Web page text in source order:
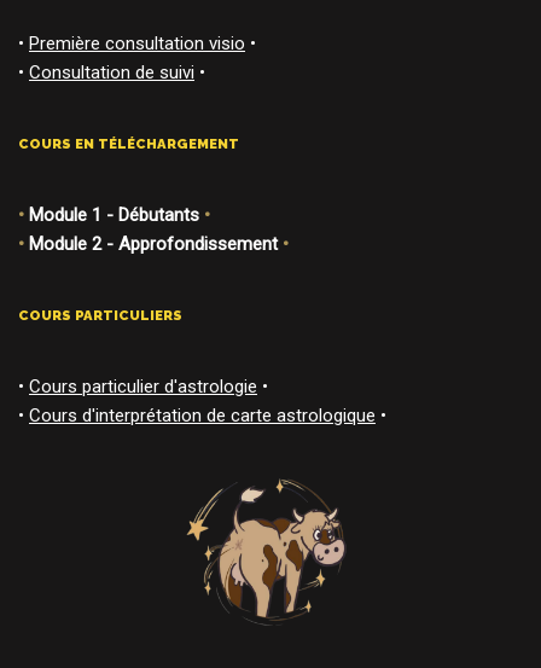
• Première consultation visio •
• Consultation de suivi •
COURS EN TÉLÉCHARGEMENT
• Module 1 - Débutants •
• Module 2 - Approfondissement•
COURS PARTICULIERS
• Cours particulier d'astrologie •
• Cours d'interprétation de carte astrologique •